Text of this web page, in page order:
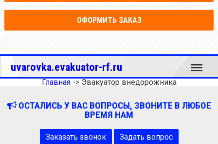
ОФОРМИТЬ ЗАКАЗ
uvarovka.evakuator-rf.ru Меню
Главная-> Эвакуатор внедорожника
ОСТАЛИСЬ У ВАС ВОПРОСЫ, ЗВОНИТЕ В ЛЮБОЕ
ВРЕМЯ НАМ
Заказать звонок Задать вопрос